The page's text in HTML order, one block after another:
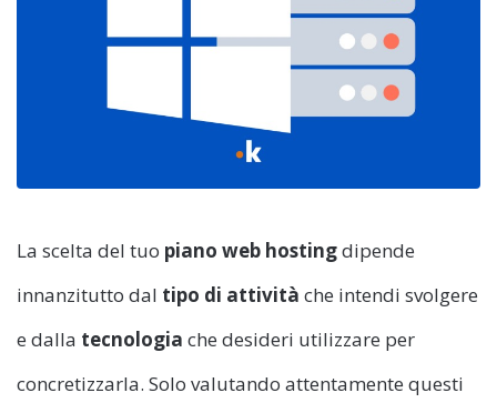
La scelta del tuo piano web hostingdipende
innanzitutto dal tipo di attività che intendi svolgere
e dalla tecnologia che desideri utilizzare per
concretizzarla. Solo valutando attentamente questi